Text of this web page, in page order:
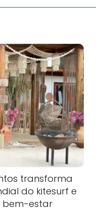
transforma
do kitesurf e
bem-estar